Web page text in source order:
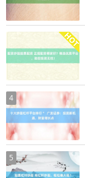
4
5